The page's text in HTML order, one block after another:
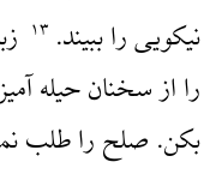
نیکویی را ببیند. ۱۳
را از سخنان حیله
بکن. صلح را طلب